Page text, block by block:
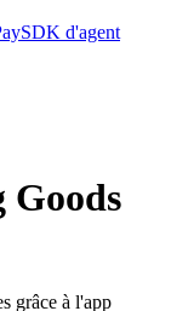
SDK d'agent
Goods
grâce à l'app